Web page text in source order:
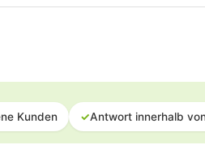
Kunden ✓Antwort innerhalb